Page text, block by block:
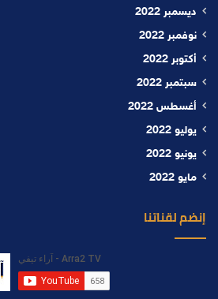
ديسمبر 2022
نوفمبر 2022
أكتوبر 2022
سبتمبر 2022
أغسطس 2022
يوليو 2022
يونيو 2022
مايو 2022
إنضم لقناتنا